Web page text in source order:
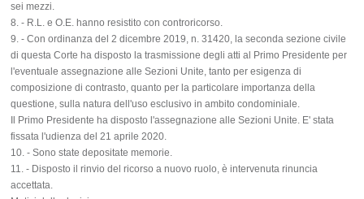
sei mezzi.
8. - R.L. e O.E. hanno resistito con controricorso.
9. - Con ordinanza del 2 dicembre 2019, n. 31420, la seconda sezione civile
di questa Corte ha disposto la trasmissione degli atti al Primo Presidente per
l'eventuale assegnazione alle Sezioni Unite, tanto per esigenza di
composizione di contrasto, quanto per la particolare importanza della
questione, sulla natura dell'uso esclusivo in ambito condominiale.
Il Primo Presidente ha disposto l'assegnazione alle Sezioni Unite. E' stata
fissata l'udienza del 21 aprile 2020.
10. - Sono state depositate memorie.
11. - Disposto il rinvio del ricorso a nuovo ruolo, è intervenuta rinuncia
accettata.